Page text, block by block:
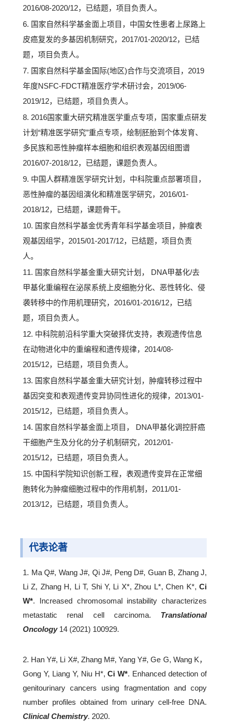
2016/08-2020/12，已结题，项目负责人。
6. 国家自然科学基金面上项目，中国女性患者上尿路上
皮癌复发的多基因机制研究，2017/01-2020/12，已结
题，项目负责人。
7. 国家自然科学基金国际(地区)合作与交流项目，2019
年度NSFC-FDCT精准医疗学术研讨会，2019/06-
2019/12，已结题，项目负责人。
8. 2016国家重大研究精准医学重点专项，国家重点研发
计划“精准医学研究”重点专项，绘制胚胎到个体发育、
多民族和恶性肿瘤样本细胞和组织表观基因组图谱
2016/07-2018/12，已结题，课题负责人。
9. 中国人群精准医学研究计划，中科院重点部署项目，
恶性肿瘤的基因组演化和精准医学研究，2016/01-
2018/12，已结题，课题骨干。
10. 国家自然科学基金优秀青年科学基金项目，肿瘤表
观基因组学，2015/01-2017/12，已结题，项目负责
人。
11. 国家自然科学基金重大研究计划， DNA甲基化/去
甲基化重编程在泌尿系统上皮细胞分化、恶性转化、侵
袭转移中的作用机理研究，2016/01-2016/12，已结
题，项目负责人。
12. 中科院前沿科学重大突破择优支持，表观遗传信息
在动物进化中的重编程和遗传规律，2014/08-
2015/12，已结题，项目负责人。
13. 国家自然科学基金重大研究计划，肿瘤转移过程中
基因突变和表观遗传变异协同性进化的规律，2013/01-
2015/12，已结题，项目负责人。
14. 国家自然科学基金面上项目， DNA甲基化调控肝癌
干细胞产生及分化的分子机制研究，2012/01-
2015/12，已结题，项目负责人。
15. 中国科学院知识创新工程，表观遗传变异在正常细
胞转化为肿瘤细胞过程中的作用机制，2011/01-
2013/12，已结题，项目负责人。
代表论著
1. Ma Q#, Wang J#, Qi J#, Peng D#, Guan B, Zhang J,
Li Z, Zhang H, Li T, Shi Y, Li X*, Zhou L*, Chen K*, Ci
W*. Increased chromosomal instability characterizes
metastatic renal cell carcinoma. Translational
Oncology14 (2021) 100929.
2. Han Y#, Li X#, Zhang M#, Yang Y#, Ge G, Wang K，
Gong Y, Liang Y, Niu H*,Ci W*. Enhanced detection of
genitourinary cancers using fragmentation and copy
number profiles obtained from urinary cell-free DNA.
Clinical Chemistry. 2020.